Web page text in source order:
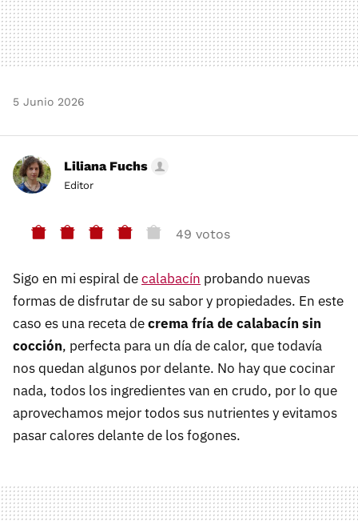
5 Junio 2026
Liliana Fuchs
Editor
49 votos
Sigo en mi espiral decalabacín probando nuevas
formas de disfrutar de su sabor y propiedades. En este
caso es una receta decrema fría de calabacín sin
cocción, perfecta para un día de calor, que todavía
nos quedan algunos por delante. No hay que cocinar
nada, todos los ingredientes van en crudo, por lo que
aprovechamos mejor todos sus nutrientes y evitamos
pasar calores delante de los fogones.